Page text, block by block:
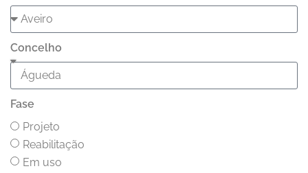
Concelho
Fase
Projeto
Reabilitação
Em uso